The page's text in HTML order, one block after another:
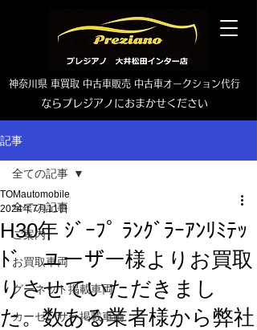
神奈川県 車買取 中古車販売 中古車オークション代行
ならプレジアノにおまかせください
TEL0465-46-6667
記事
全ての記事
ご案内
お買取車両
グーネット掲載車両
カーセンサー掲載車両
全ての記事
H30年 ｼﾞｰﾌﾟ ﾗﾝｸﾞﾗｰｱﾝﾘﾐﾃｯ
ﾄﾞ ユーザー様よりお買取
りさせていただきまし
た。数ある業者様から弊社
TOMautomobile
2024年7月11日